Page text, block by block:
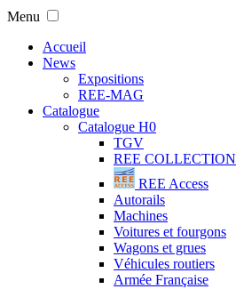
Menu
Accueil
News
Expositions
REE-MAG
Catalogue
Catalogue H0
TGV
REE COLLECTION
REE Access
Autorails
Machines
Voitures et fourgons
Wagons et grues
Véhicules routiers
Armée Française